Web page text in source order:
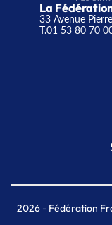
La
33 Avenue
T.01 53 80 70
2026- Fédération